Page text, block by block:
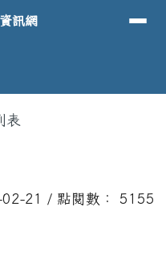
等學校全球資
訊網
表
21 / 點閱數： 5155